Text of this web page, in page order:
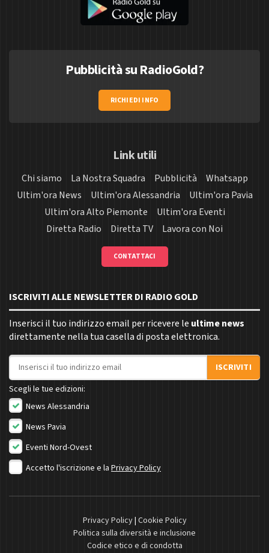
Pubblicità su RadioGold?
RICHIEDI INFO
Link utili
Chi siamo La Nostra Squadra Pubblicità
Whatsapp
Ultim'ora News
Ultim'ora Alessandria
Ultim'ora Pavia
Ultim'ora Alto Piemonte
Ultim'ora Eventi
Diretta Radio
Diretta TV Lavora con Noi
CONTATTACI
ISCRIVITI ALLE NEWSLETTER DI RADIO GOLD
Inserisci il tuo indirizzo email per ricevere le ultime news
direttamente nella tua casella di posta elettronica.
Indirizzo email
ISCRIVITI
Scegli le tue edizioni:
News Alessandria
News Pavia
Eventi Nord-Ovest
Accetto l'iscrizione e la Privacy Policy
Privacy Policy| Cookie Policy
Politica sulla diversità e inclusione
Codice etico e di condotta